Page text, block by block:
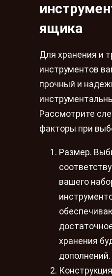
ящика
Для хранения и
инструментов
прочный и
Рассмотрите
факторы при
Размер.
вашего
хранения
дополнений.